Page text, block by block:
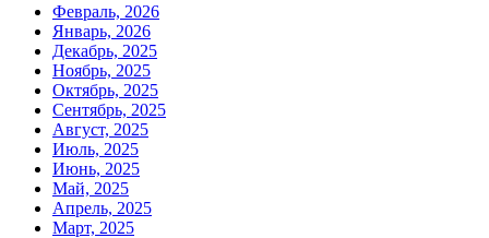
Февраль, 2026
Январь, 2026
Декабрь, 2025
Ноябрь, 2025
Октябрь, 2025
Сентябрь, 2025
Август, 2025
Июль, 2025
Июнь, 2025
Май, 2025
Апрель, 2025
Март, 2025